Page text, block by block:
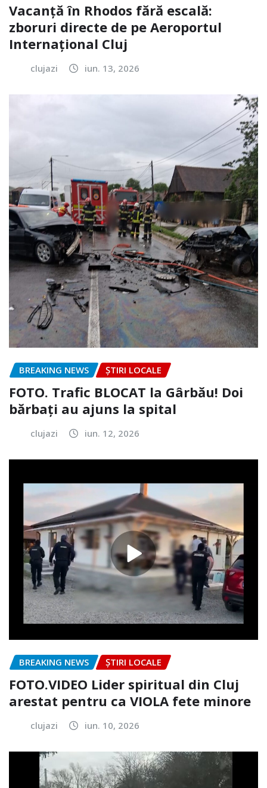
Vacanță în Rhodos fără escală:
zboruri directe de pe Aeroportul
Internațional Cluj
clujazi iun. 13, 2026
BREAKING NEWS ȘTIRI LOCALE
FOTO. Trafic BLOCAT la Gârbău! Doi
bărbați au ajuns la spital
clujazi iun. 12, 2026
BREAKING NEWS ȘTIRI LOCALE
FOTO.VIDEO Lider spiritual din Cluj
arestat pentru ca VIOLA fete minore
clujazi iun. 10, 2026